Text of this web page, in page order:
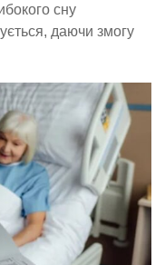
сну
даючи змогу